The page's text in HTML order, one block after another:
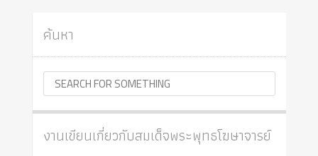
ค้นหา
งานเขียนเกี่ยวกับสมเด็จพระพุทธโฆษาจารย์